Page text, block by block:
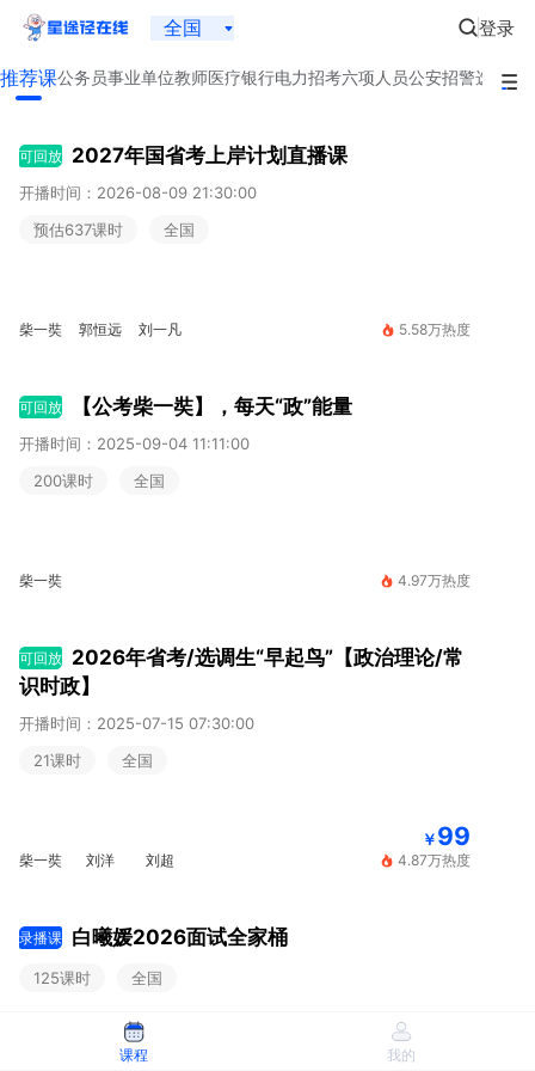
全国 登录
推荐课公务员事业单位教师医疗银行电力招考六项人员公安招警选调生
可回放 2027年国省考上岸计划直播课
开播时间：2026-08-09 21:30:00
预估637课时
全国
柴一奘 郭恒远 刘一凡 5.58万热度
可回放 【公考柴一奘】，每天“政”能量
开播时间：2025-09-04 11:11:00
200课时
全国
柴一奘 4.97万热度
可回放 2026年省考/选调生“早起鸟”【政治理论/常
识时政】
开播时间：2025-07-15 07:30:00
21课时
全国
柴一奘 刘洋 刘超
￥99
4.87万热度
录播课 白曦媛2026面试全家桶
125课时 全国
￥
课程 我的